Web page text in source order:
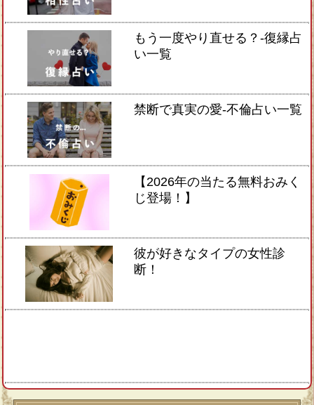
もう一度やり直せる？-復縁占
い一覧
禁断で真実の愛-不倫占い一覧
【2026年の当たる無料おみく
じ登場！】
彼が好きなタイプの女性診
断！